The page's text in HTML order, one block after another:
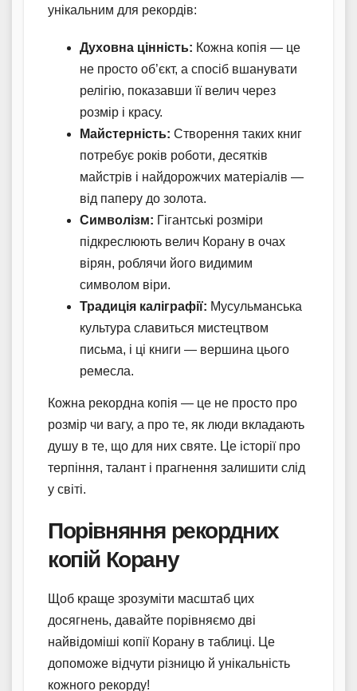
унікальним для рекордів:
Духовна цінність: Кожна копія — це
не просто об’єкт, а спосіб вшанувати
релігію, показавши її велич через
розмір і красу.
Майстерність: Створення таких книг
потребує років роботи, десятків
майстрів і найдорожчих матеріалів —
від паперу до золота.
Символізм: Гігантські розміри
підкреслюють велич Корану в очах
вірян, роблячи його видимим
символом віри.
Традиція каліграфії: Мусульманська
культура славиться мистецтвом
письма, і ці книги — вершина цього
ремесла.
Кожна рекордна копія — це не просто про
розмір чи вагу, а про те, як люди вкладають
душу в те, що для них святе. Це історії про
терпіння, талант і прагнення залишити слід
у світі.
Порівняння рекордних
копій Корану
Щоб краще зрозуміти масштаб цих
досягнень, давайте порівняємо дві
найвідоміші копії Корану в таблиці. Це
допоможе відчути різницю й унікальність
кожного рекорду!